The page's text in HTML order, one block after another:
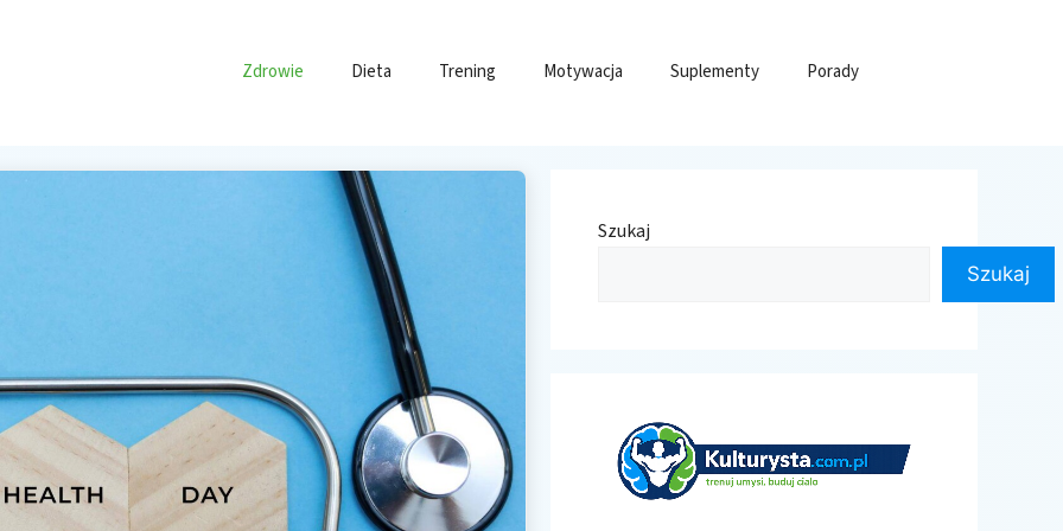
Zdrowie Dieta Trening Motywacja Suplementy Porady
Szukaj
Szukaj